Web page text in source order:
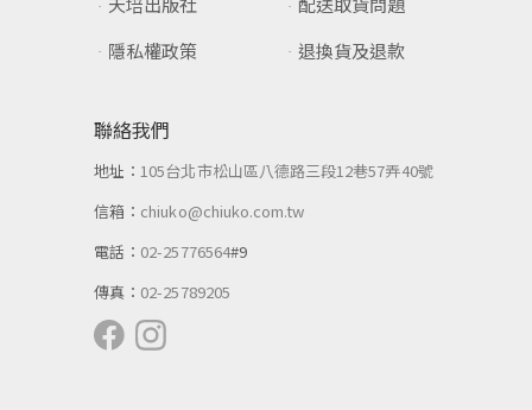
隱私權政策
退換貨及退款
地址：105台北市松山區八德路三段12巷57弄40號
信箱：chiuko@chiuko.com.tw
電話： 02-25776564#9
傳真： 02-25789205